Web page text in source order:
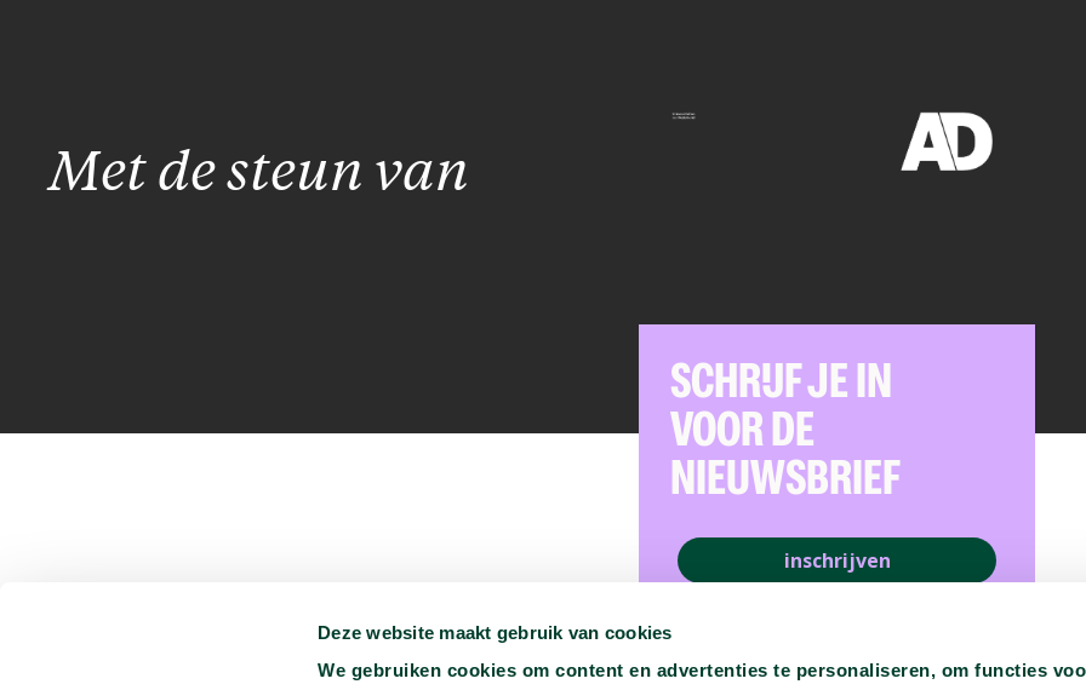
Deze website maakt gebruik van cookies
We gebruiken cookies om content en advertenties te personaliseren, om functies
Met de steun van
Je kunt ons vinden op:
SCHRIJF JE IN
VOOR DE
NIEUWSBRIEF
inschrijven